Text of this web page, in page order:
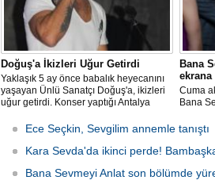
Doğuş'a İkizleri Uğur Getirdi
Yaklaşık 5 ay önce babalık heyecanını
yaşayan Ünlü Sanatçı Doğuş'a, ikizleri
uğur getirdi. Konser yaptığı Antalya
bir gece yaşatan ünlü şarkıcı Doğuş,
sahne öncesi gazetecilerin sorularını
yanıtladı.
Bana
ekrana
Cuma
Bana
Leyla
Ece Seçkin, Sevgilim annemle tanıştı
Kara Sevda'da ikinci perde!
Bana Sevmeyi Anlat son bölümde